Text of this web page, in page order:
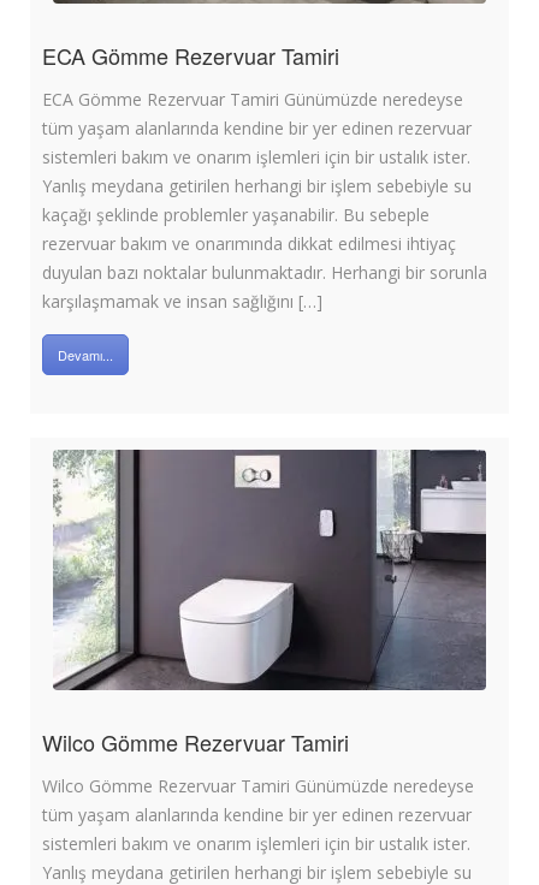
ECA Gömme Rezervuar Tamiri
ECA Gömme Rezervuar Tamiri Günümüzde neredeyse
tüm yaşam alanlarında kendine bir yer edinen rezervuar
sistemleri bakım ve onarım işlemleri için bir ustalık ister.
Yanlış meydana getirilen herhangi bir işlem sebebiyle su
kaçağı şeklinde problemler yaşanabilir. Bu sebeple
rezervuar bakım ve onarımında dikkat edilmesi ihtiyaç
duyulan bazı noktalar bulunmaktadır. Herhangi bir sorunla
karşılaşmamak ve insan sağlığını […]
Devamı...
Wilco Gömme Rezervuar Tamiri
Wilco Gömme Rezervuar Tamiri Günümüzde neredeyse
tüm yaşam alanlarında kendine bir yer edinen rezervuar
sistemleri bakım ve onarım işlemleri için bir ustalık ister.
Yanlış meydana getirilen herhangi bir işlem sebebiyle su